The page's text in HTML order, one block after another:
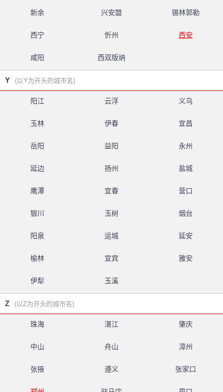
新余 兴安盟 锡林郭勒
西宁 忻州 西安
咸阳 西双版纳
Y (以Y为开头的城市名)
阳江 云浮 义乌
玉林 伊春 宜昌
岳阳 益阳 永州
延边 扬州 盐城
鹰潭 宜春 营口
银川 玉树 烟台
阳泉 运城 延安
榆林 宜宾 雅安
伊犁 玉溪
Z (以Z为开头的城市名)
珠海 湛江 肇庆
中山 舟山 漳州
张掖 遵义 张家口